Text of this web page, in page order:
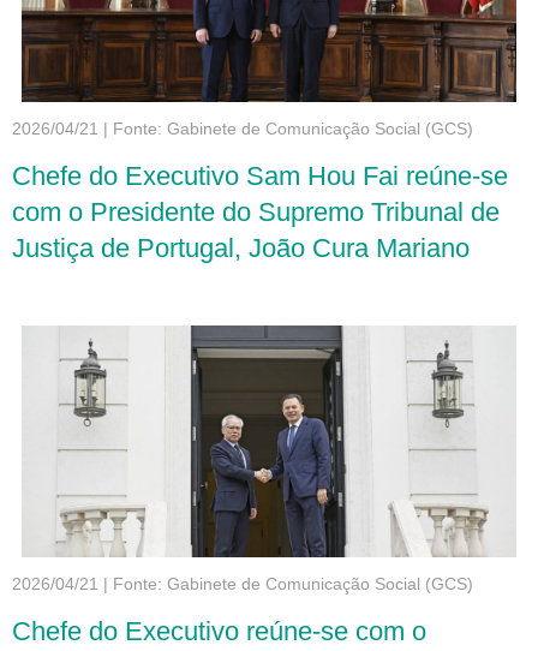
2026/04/21 | Fonte: Gabinete de Comunicação Social (GCS)
Chefe do Executivo Sam Hou Fai reúne-se
com o Presidente do Supremo Tribunal de
Justiça de Portugal, João Cura Mariano
2026/04/21 | Fonte: Gabinete de Comunicação Social (GCS)
Chefe do Executivo reúne-se com o